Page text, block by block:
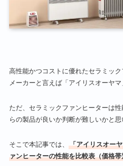
高性能かつコストに優れたセラミッ
メーカーと言えば「アイリスオーヤマ
ただ、セラミックファンヒーターは
らの製品が良いか判断が難しいかと思
そこで本記事では、
「アイリスオー
ァンヒーターの性能を比較表（価格